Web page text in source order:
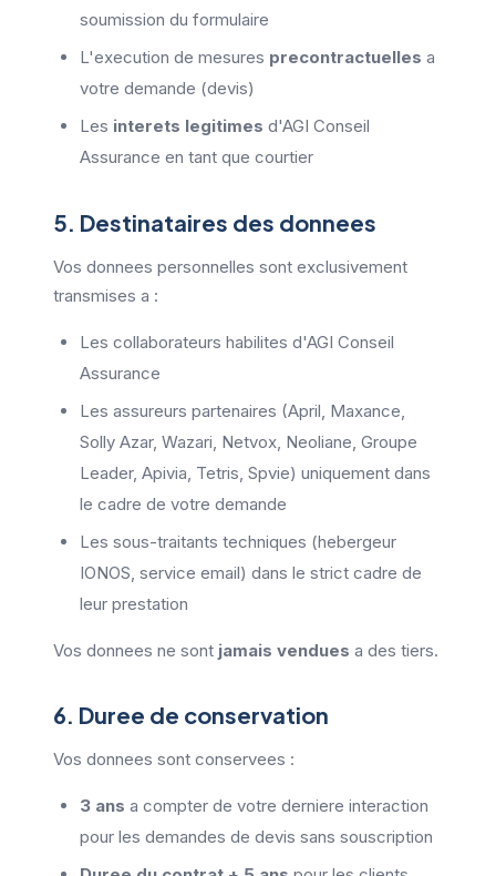
soumission du formulaire
L'execution de mesures precontractuelles a
votre demande (devis)
Les interets legitimes d'AGI Conseil
Assurance en tant que courtier
5. Destinataires des donnees
Vos donnees personnelles sont exclusivement
transmises a :
Les collaborateurs habilites d'AGI Conseil
Assurance
Les assureurs partenaires (April, Maxance,
Solly Azar, Wazari, Netvox, Neoliane, Groupe
Leader, Apivia, Tetris, Spvie) uniquement dans
le cadre de votre demande
Les sous-traitants techniques (hebergeur
IONOS, service email) dans le strict cadre de
leur prestation
Vos donnees ne sont jamais vendues a des tiers.
6. Duree de conservation
Vos donnees sont conservees :
3 ans a compter de votre derniere interaction
pour les demandes de devis sans souscription